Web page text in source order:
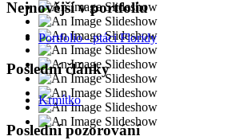
Nejnovější v portfoliu
Portfolio - ptáci Floridy
Poslední články
Krmítko
Poslední pozorování